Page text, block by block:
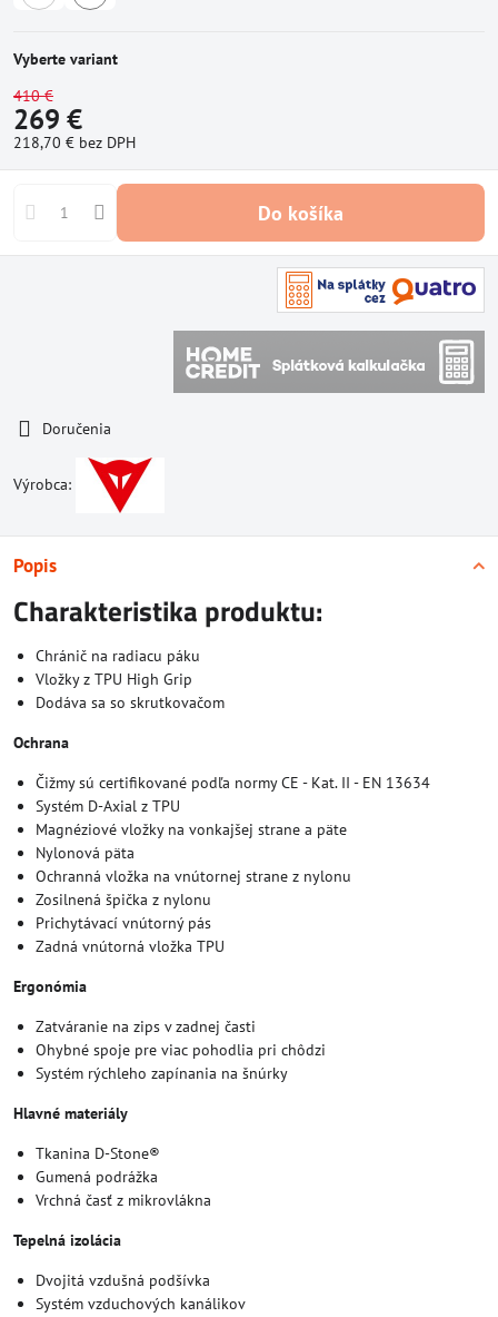
Vyberte variant
410 €
269 €
218,70 € bez DPH
Do košíka
Doručenia
Výrobca:
Popis
Charakteristika produktu:
Chránič na radiacu páku
Vložky z TPU High Grip
Dodáva sa so skrutkovačom
Ochrana
Čižmy sú certifikované podľa normy CE - Kat. II - EN 13634
Systém D-Axial z TPU
Magnéziové vložky na vonkajšej strane a päte
Nylonová päta
Ochranná vložka na vnútornej strane z nylonu
Zosilnená špička z nylonu
Prichytávací vnútorný pás
Zadná vnútorná vložka TPU
Ergonómia
Zatváranie na zips v zadnej časti
Ohybné spoje pre viac pohodlia pri chôdzi
Systém rýchleho zapínania na šnúrky
Hlavné materiály
Tkanina D-Stone®
Gumená podrážka
Vrchná časť z mikrovlákna
Tepelná izolácia
Dvojitá vzdušná podšívka
Systém vzduchových kanálikov